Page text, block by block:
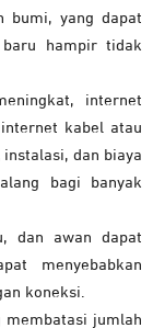
bumi, yang dapat
baru hampir tidak
internet
kabel atau
dan biaya
bagi banyak
dan awan dapat
menyebabkan
koneksi.
jumlah